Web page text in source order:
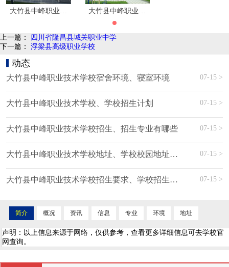
大竹县中峰职业技术学校环境图片|学校寝室环境大竹县中峰职业技术学校环境图片|学校寝室
上一篇： 四川省隆昌县城关职业中学
下一篇： 浮梁县高级职业学校
动态
大竹县中峰职业技术学校宿舍环境、寝室环境 07-15 >
大竹县中峰职业技术学校、学校招生计划 07-15 >
大竹县中峰职业技术学校招生、招生专业有哪些 07-15 >
大竹县中峰职业技术学校地址、学校校园地址在哪 07-15 >
大竹县中峰职业技术学校招生要求、学校招生要求 07-15 >
简介 概况 资讯 信息 专业 环境 地址
声明：以上信息来源于网络，仅供参考，查看更多详细信息可去学校官
网查询。